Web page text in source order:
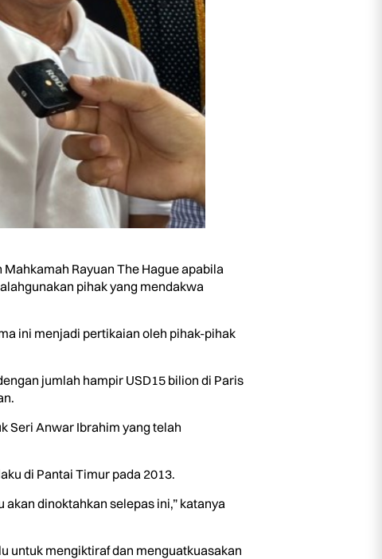
Rayuan The Hague apabila
pihak yang mendakwa
ini menjadi pertikaian oleh pihak-pihak
jumlah hampir USD15 bilion di Paris
Seri Anwar Ibrahim yang telah
di Pantai Timur pada 2013.
dinoktahkan selepas ini,” katanya
untuk mengiktiraf dan menguatkuasakan